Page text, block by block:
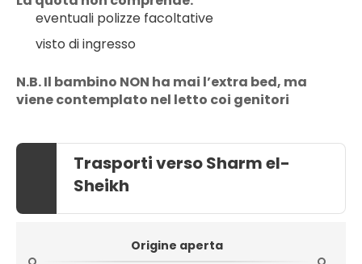
eventuali polizze facoltative
visto di ingresso
N.B. Il bambino NON ha mai l’extra bed, ma
viene contemplato nel letto coi genitori
Trasporti verso Sharm el-
Sheikh
Origine aperta